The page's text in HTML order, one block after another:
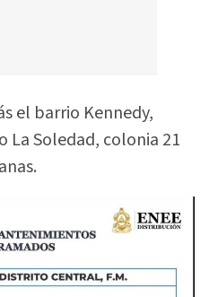
el barrio Kennedy,
La Soledad, colonia 21